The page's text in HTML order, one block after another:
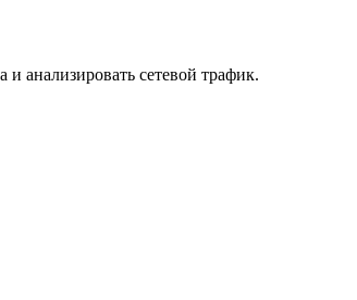
анализировать сетевой трафик.